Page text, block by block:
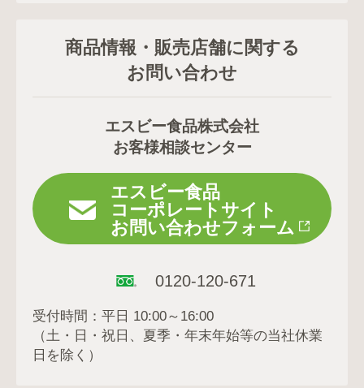
商品情報・販売店舗に関する
お問い合わせ
エスビー食品株式会社
お客様相談センター
エスビー食品
コーポレートサイト
お問い合わせフォーム
0120-120-671
受付時間：平日 10:00～16:00
（土・日・祝日、夏季・年末年始等の当社休業
日を除く）